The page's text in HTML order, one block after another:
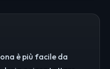
è più facile da